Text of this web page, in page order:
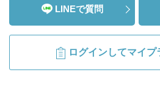
LINEで質問
ログインしてマイプ